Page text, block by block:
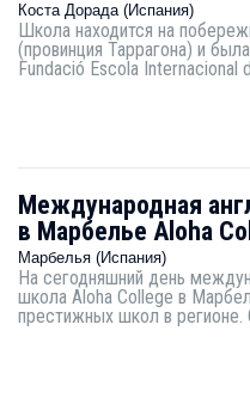
Коста Дорада (Испания)
Школа находится на
(провинция Таррагона) и
Fundació Escola Internacional
Международная
в Марбелье Aloha
Марбелья (Испания)
На сегодняшний день
школа Aloha College в
престижных школ в регионе.